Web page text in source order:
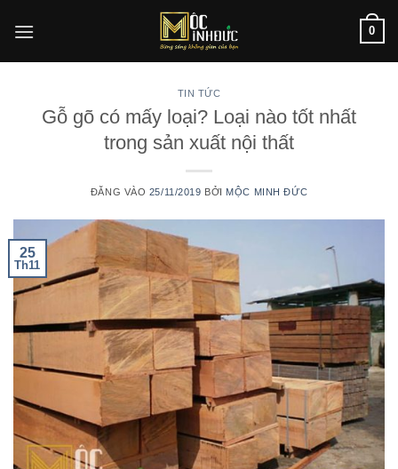
qua
0
TIN TỨC
Gỗ gõ có mấy loại? Loại nào tốt nhất
trong sản xuất nội thất
ĐĂNG VÀO 25/11/2019 BỞI MỘC MINH ĐỨC
25
Th11